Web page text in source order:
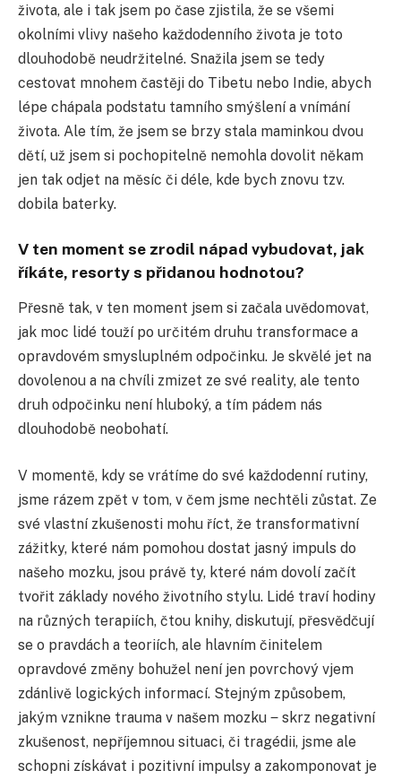
života, ale i tak jsem po čase zjistila, že se všemi
okolními vlivy našeho každodenního života je toto
dlouhodobě neudržitelné. Snažila jsem se tedy
cestovat mnohem častěji do Tibetu nebo Indie, abych
lépe chápala podstatu tamního smýšlení a vnímání
života. Ale tím, že jsem se brzy stala maminkou dvou
dětí, už jsem si pochopitelně nemohla dovolit někam
jen tak odjet na měsíc či déle, kde bych znovu tzv.
dobila baterky.
V ten moment se zrodil nápad vybudovat, jak
říkáte, resorty s přidanou hodnotou?
Přesně tak, v ten moment jsem si začala uvědomovat,
jak moc lidé touží po určitém druhu transformace a
opravdovém smysluplném odpočinku. Je skvělé jet na
dovolenou a na chvíli zmizet ze své reality, ale tento
druh odpočinku není hluboký, a tím pádem nás
dlouhodobě neobohatí.
V momentě, kdy se vrátíme do své každodenní rutiny,
jsme rázem zpět v tom, v čem jsme nechtěli zůstat. Ze
své vlastní zkušenosti mohu říct, že transformativní
zážitky, které nám pomohou dostat jasný impuls do
našeho mozku, jsou právě ty, které nám dovolí začít
tvořit základy nového životního stylu. Lidé traví hodiny
na různých terapiích, čtou knihy, diskutují, přesvědčují
se o pravdách a teoriích, ale hlavním činitelem
opravdové změny bohužel není jen povrchový vjem
zdánlivě logických informací. Stejným způsobem,
jakým vznikne trauma v našem mozku ‒ skrz negativní
zkušenost, nepříjemnou situaci, či tragédii, jsme ale
schopni získávat i pozitivní impulsy a zakomponovat je